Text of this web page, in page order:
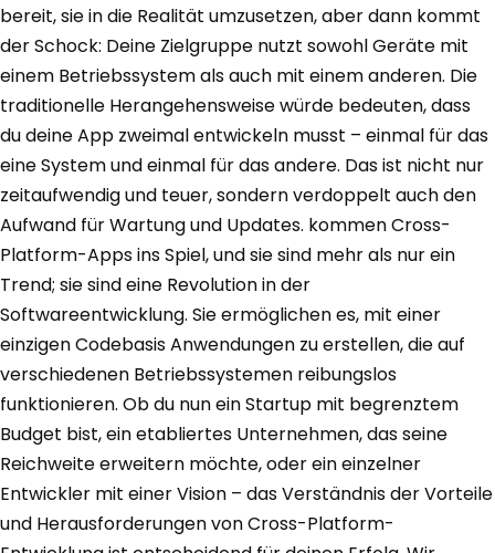
bereit, sie in die Realität umzusetzen, aber dann kommt
der Schock: Deine Zielgruppe nutzt sowohl Geräte mit
einem Betriebssystem als auch mit einem anderen. Die
traditionelle Herangehensweise würde bedeuten, dass
du deine App zweimal entwickeln musst – einmal für das
eine System und einmal für das andere. Das ist nicht nur
zeitaufwendig und teuer, sondern verdoppelt auch den
Aufwand für Wartung und Updates. kommen Cross-
Platform-Apps ins Spiel, und sie sind mehr als nur ein
Trend; sie sind eine Revolution in der
Softwareentwicklung. Sie ermöglichen es, mit einer
einzigen Codebasis Anwendungen zu erstellen, die auf
verschiedenen Betriebssystemen reibungslos
funktionieren. Ob du nun ein Startup mit begrenztem
Budget bist, ein etabliertes Unternehmen, das seine
Reichweite erweitern möchte, oder ein einzelner
Entwickler mit einer Vision – das Verständnis der Vorteile
und Herausforderungen von Cross-Platform-